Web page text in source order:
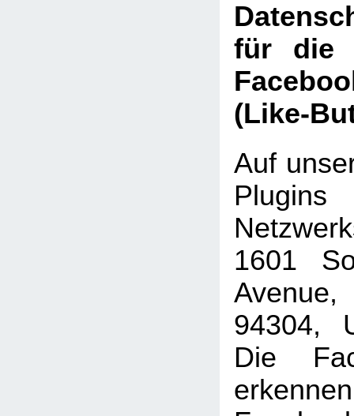
für die
(Like-
Auf
Plugins
1601
94304,
Die